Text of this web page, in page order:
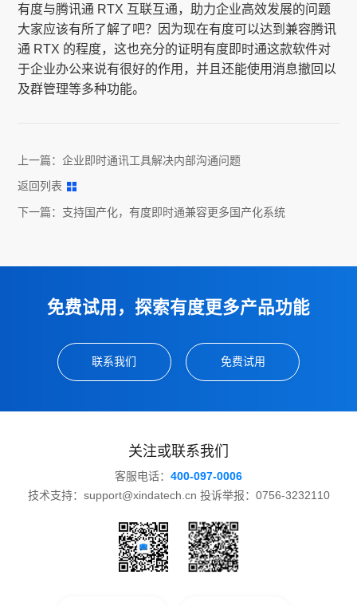
有度与腾讯通 RTX 互联互通，助力企业高效发展的问题
大家应该有所了解了吧？因为现在有度可以达到兼容腾讯
通 RTX 的程度，这也充分的证明有度即时通这款软件对
于企业办公来说有很好的作用，并且还能使用消息撤回以
及群管理等多种功能。
上一篇：企业即时通讯工具解决内部沟通问题
返回列表
下一篇： 支持国产化，有度即时通兼容更多国产化系统
免费试用，探索有度更多产品功能
联系我们 免费试用
关注或联系我们
客服电话： 400-097-0006
技术支持：support@xindatech.cn 投诉举报：0756-3232110